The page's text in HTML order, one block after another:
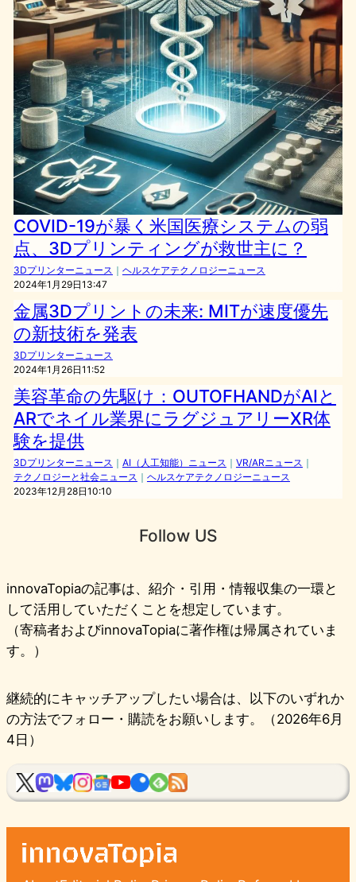
COVID-19が暴く米国医療システムの弱
点、3Dプリンティングが救世主に？
3Dプリンターニュース ｜ ヘルスケアテクノロジーニュース
2024年1月29日13:47
金属3Dプリントの未来: MITが速度優先
の新技術を発表
3Dプリンターニュース
2024年1月26日11:52
美容革命の先駆け：OUTOFHANDがAIと
ARでネイル業界にラグジュアリーXR体
験を提供
3Dプリンターニュース ｜ AI（人工知能）ニュース ｜ VR/ARニュース ｜
テクノロジーと社会ニュース ｜ ヘルスケアテクノロジーニュース
2023年12月28日10:10
Follow US
innovaTopiaの記事は、紹介・引用・情報収集の一環と
して活用していただくことを想定しています。
（寄稿者およびinnovaTopiaに著作権は帰属されていま
す。）
継続的にキャッチアップしたい場合は、以下のいずれか
の方法でフォロー・購読をお願いします。（2026年6月
4日）